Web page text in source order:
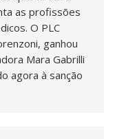
as profissões
O PLC
ganhou
Mara Gabrilli
agora à sanção